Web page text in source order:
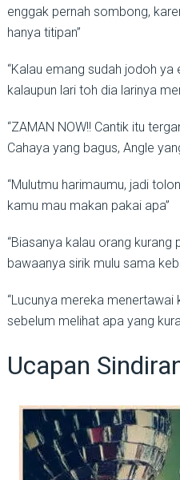
enggak pernah sombong,
hanya titipan”
“Kalau emang sudah jodoh ya
kalaupun lari toh dia larinya
“ZAMAN NOW!! Cantik itu
Cahaya yang bagus, Angle
“Mulutmu harimaumu, jadi
kamu mau makan pakai apa”
“Biasanya kalau orang kurang
bawaanya sirik mulu sama
“Lucunya mereka menertawai
sebelum melihat apa yang
Ucapan